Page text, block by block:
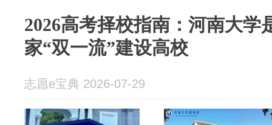
2026高考择校指南：河南大学
家“双一流”建设高校
志愿e宝典 2026-07-29